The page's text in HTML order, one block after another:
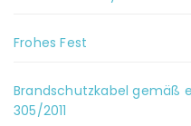
Frohes Fest
Brandschutzkabel gemäß
305/2011